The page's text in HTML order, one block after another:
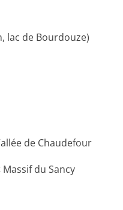
lac de Bourdouze)
de Chaudefour
du Sancy